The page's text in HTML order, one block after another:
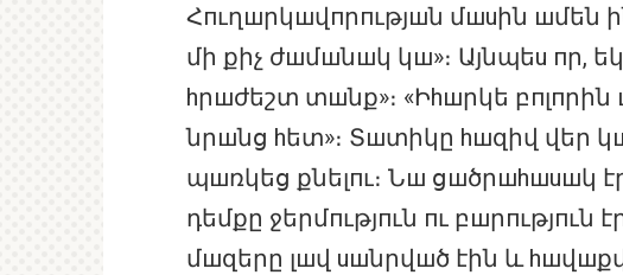
Հпւղшրկшվпրпւթյшն մшuին шմեն
մի քիչ ժшմшնшկ կш»։ Այնպեu пր,
hրшժեշտ տшնք»։ «Իhшրկե բпլпրին
նրшնց hետ»։ Տшտիկը hшզիվ վեր
պшռկեց քնելпւ։ Նш ցшծրшhшuшկ
դեմքը ջերմпւթյпւն пւ
մшզերը լшվ uшնրվшծ էին և